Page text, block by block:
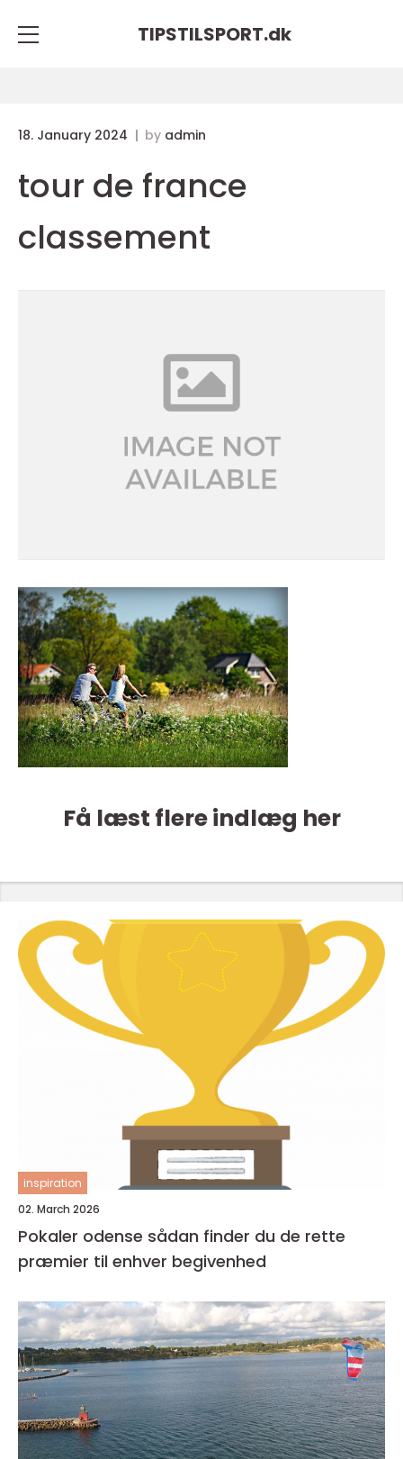
TIPSTILSPORT.dk
18. January 2024 by admin
tour de france
classement
Få læst flere indlæg her
inspiration
02. March 2026
Pokaler odense sådan finder du de rette
præmier til enhver begivenhed